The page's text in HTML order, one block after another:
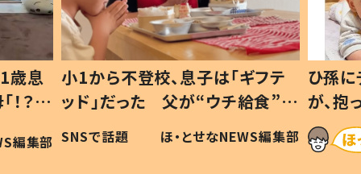
歳息
？」
編集部
小1から不登校、息子は「ギフテ
ッド」だった 父が“ウチ給食”を
作り続ける理由とは #令和の親
#令和の子
SNSで話題 ほ・とせなNEWS編集部
ひ孫
が、
「涙が
い」